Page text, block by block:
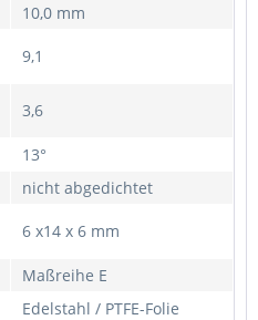
10,0 mm
9,1
3,6
13°
nicht abgedichtet
6 x14 x 6 mm
Maßreihe E
Edelstahl / PTFE-Folie